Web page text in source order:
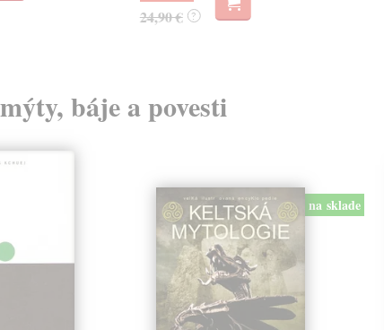
24,90 € ?
báje a povesti
na sklade